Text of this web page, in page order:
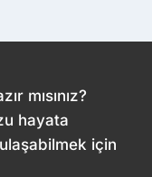
mısınız?
hayata
için